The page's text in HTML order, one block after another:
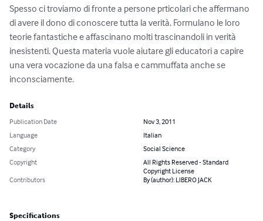
Spesso ci troviamo di fronte a persone prticolari che affermano
di avere il dono di conoscere tutta la verità. Formulano le loro
teorie fantastiche e affascinano molti trascinandoli in verità
inesistenti. Questa materia vuole aiutare gli educatori a capire
una vera vocazione da una falsa e cammuffata anche se
inconsciamente.
Details
Publication Date
Nov 3, 2011
Language
Italian
Category
Social Science
Copyright
All Rights Reserved - Standard
Copyright License
Contributors
By (author): LIBERO JACK
Specifications